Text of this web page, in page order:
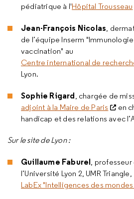
pédiatrique à l'Hôpital Trousseau
Jean-François Nicolas,
de l’équipe Inserm
vaccination" au
Centre international de
Lyon.
Sophie Rigard, chargée de
adjoint à la Maire de Paris
en
handicap et des relations avec
Sur le site de Lyon :
Guillaume Faburel, professeur
l’Université Lyon 2, UMR Triangle,
LabEx "Intelligences des